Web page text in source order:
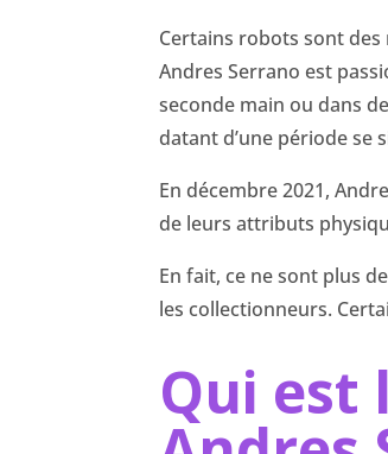
Certains robots sont
Andres Serrano est
seconde main ou dans
datant d’une période se
En décembre 2021,
de leurs attributs
En fait, ce ne sont plus
les collectionneurs.
Qui est